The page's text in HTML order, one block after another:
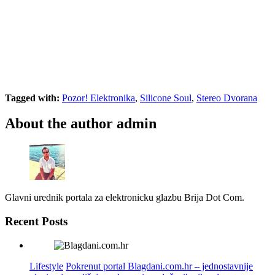
Tagged with: Pozor! Elektronika, Silicone Soul, Stereo Dvorana
About the author admin
Glavni urednik portala za elektronicku glazbu Brija Dot Com.
Recent Posts
Lifestyle Pokrenut portal Blagdani.com.hr – jednostavnije